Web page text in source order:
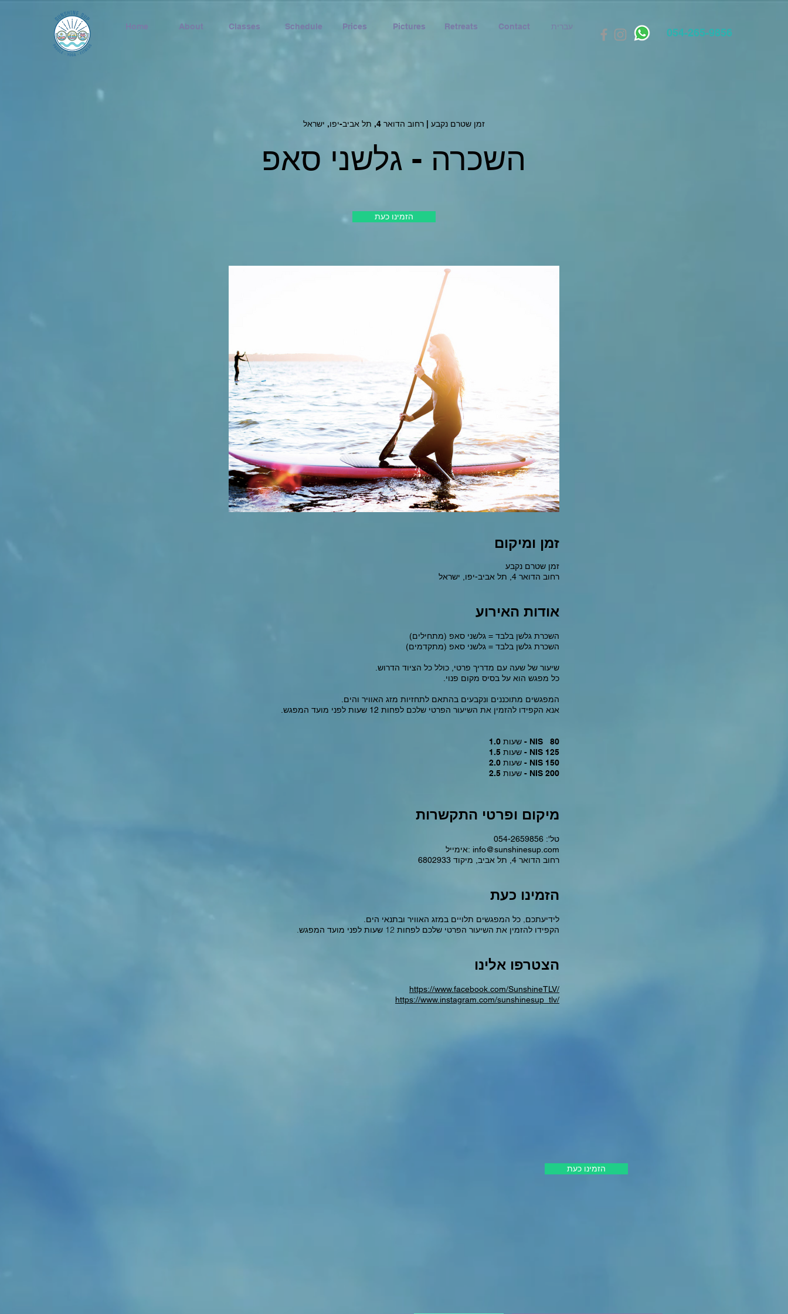
Home About Classes Schedule Pictures
Prices עברית Retreats Contact 054-265-9856
זמן שטרם נקבע | רחוב הדואר 4, תל אביב-יפו, ישראל
השכרה - גלשני סאפ
הזמינו כעת
זמן ומיקום
זמן שטרם נקבע
רחוב הדואר 4, תל אביב-יפו, ישראל
אודות האירוע
(השכרת גלשן בלבד = גלשני סאפ (מתחילים
(השכרת גלשן בלבד = גלשני סאפ (מתקדמים
.שיעור של שעה עם מדריך פרטי, כולל כל הציוד הדרוש
.כל מפגש הוא על בסיס מקום פנוי
.המפגשים מתוכננים ונקבעים בהתאם לתחזיות מזג האוויר והים
.אנא הקפידו להזמין את השיעור הפרטי שלכם לפחות 12 שעות לפני מועד המפגש
1.0 שעות - NIS 80
1.5 שעות - NIS 125
2.0 שעות - NIS 150
2.5 שעות - NIS 200
מיקום ופרטי התקשרות
טל': 054-2659856
אימייל: info@sunshinesup.com
רחוב הדואר 4, תל אביב, מיקוד 6802933
הזמינו כעת
.לידיעתכם, כל המפגשים תלויים במזג האוויר ובתנאי הים
.הקפידו להזמין את השיעור הפרטי שלכם לפחות 12 שעות לפני מועד המפגש
הצטרפו אלינו
https://www.facebook.com/SunshineTLV/
https://www.instagram.com/sunshinesup_tlv/
הזמינו כעת